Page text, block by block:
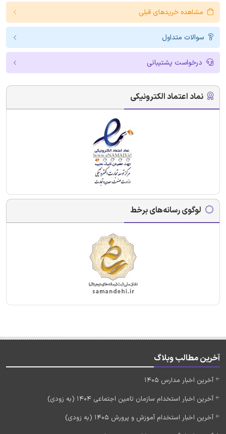
مشاهده خریدهای قبلی
سوالات متداول
درخواست پشتیبانی
نماد اعتماد الکترونیکی
لوگوی رسانه‌های برخط
آخرین مطالب وبلاگ
آخرین اخبار مدارس 1405
آخرین اخبار استخدام سازمان تامین اجتماعی 1404 (به زودی)
آخرین اخبار استخدام آموزش و پرورش 1405 (به زودی)